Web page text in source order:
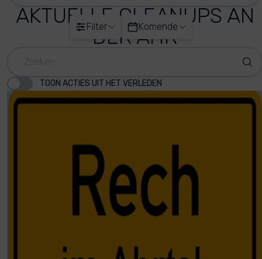
Filter Komende
AKTUELLE CLEANUPS AN
DER AHR
TOON ACTIES UIT HET VERLEDEN